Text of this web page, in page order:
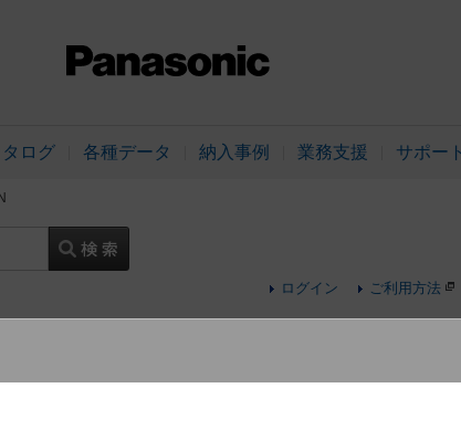
タログ 各種データ 納入事例 業務支援 サポート
ログイン ご利用方法
タイプ・WiLIA無線調光・一般タイプ・6900 lmタイプ